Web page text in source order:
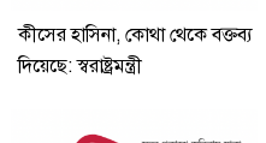
কীসের হাসিনা, কোথা থেকে বক্তব্য
দিয়েছে: স্বরাষ্ট্রমন্ত্রী